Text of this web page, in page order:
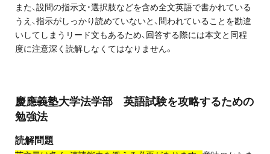
また、設問の指示文・選択肢などを含め全文英語で書かれている
うえ、指示がしっかり読めていないと、問われていることを勘違
いしてしまうリード文もあるため、回答する際には本文と同程
度に注意深く読解しなくてはなりません。
慶應義塾大学法学部 英語試験を攻略するための
勉強法
読解問題